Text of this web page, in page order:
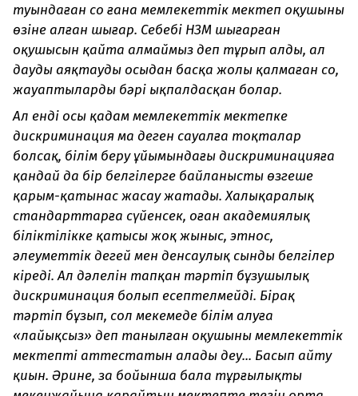
туындаған соң ғана мемлекеттік мектеп оқушыны
өзіне алған шығар. Себебі НЗМ шығарған
оқушысын қайта алмаймыз деп тұрып алды, ал
дауды аяқтаудың осыдан басқа жолы қалмаған соң,
жауаптылардың бәрі ықпалдасқан болар.
Ал енді осы қадам мемлекеттік мектепке
дискриминация ма деген сауалға тоқталар
болсақ, білім беру ұйымындағы дискриминацияға
қандай да бір белгілерге байланысты өзгеше
қарым-қатынас жасау жатады. Халықаралық
стандарттарға сүйенсек, оған академиялық
біліктілікке қатысы жоқ жыныс, этнос,
әлеуметтік деңгей мен денсаулық сынды белгілер
кіреді. Ал дәлелін тапқан тәртіп бұзушылық
дискриминация болып есептелмейді. Бірақ
тәртіп бұзып, сол мекемеде білім алуға
«лайықсыз» деп танылған оқушыны мемлекеттік
мектептің аттестатын алады деу... Басып айту
қиын. Әрине, заң бойынша бала тұрғылықты